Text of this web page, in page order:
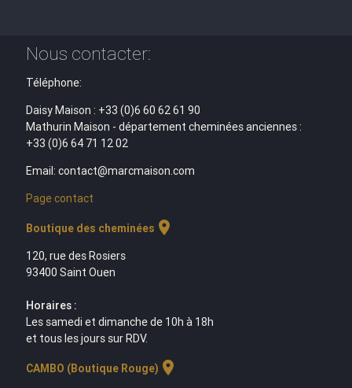
Nous contacter:
Téléphone:
Daisy Maison : +33 (0)6 60 62 61 90
Mathurin Maison - département cheminées anciennes :
+33 (0)6 64 71 12 02
Email: contact@marcmaison.com
Page contact
Boutique des cheminées location_on
120, rue des Rosiers
93400 Saint Ouen
Horaires :
Les samedi et dimanche de 10h à 18h
et tous les jours sur RDV.
CAMBO (Boutique Rouge) location_on